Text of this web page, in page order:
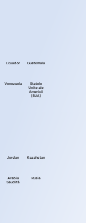
Ecuador Guatemala
Venezuela
Statele
Unite ale
Americii
(SUA)
Jordan Kazahstan
Arabia
Saudită
Rusia